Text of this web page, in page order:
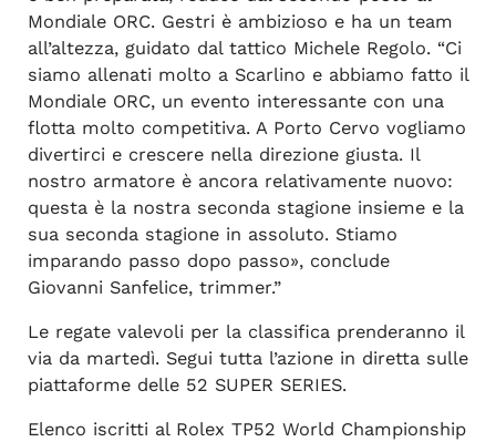
Mondiale ORC. Gestri è ambizioso e ha un team
all’altezza, guidato dal tattico Michele Regolo. “Ci
siamo allenati molto a Scarlino e abbiamo fatto il
Mondiale ORC, un evento interessante con una
flotta molto competitiva. A Porto Cervo vogliamo
divertirci e crescere nella direzione giusta. Il
nostro armatore è ancora relativamente nuovo:
questa è la nostra seconda stagione insieme e la
sua seconda stagione in assoluto. Stiamo
imparando passo dopo passo», conclude
Giovanni Sanfelice, trimmer.”
Le regate valevoli per la classifica prenderanno il
via da martedì. Segui tutta l’azione in diretta sulle
piattaforme delle 52 SUPER SERIES.
Elenco iscritti al Rolex TP52 World Championship